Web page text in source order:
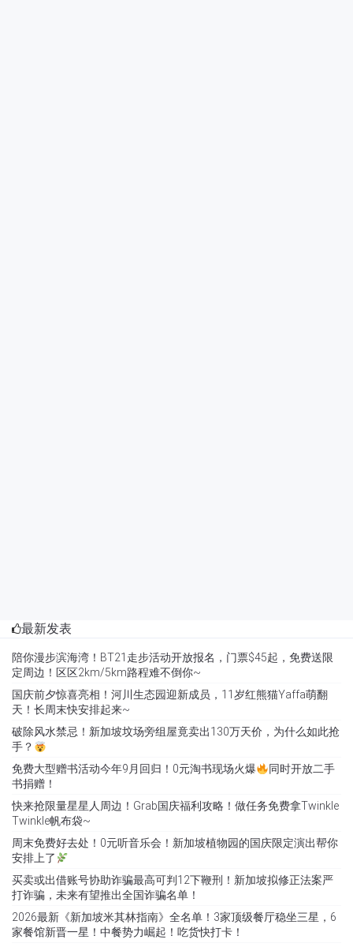
最新发表
陪你漫步滨海湾！BT21走步活动开放报名，门票$45起，免费送限
定周边！区区2km/5km路程难不倒你~
国庆前夕惊喜亮相！河川生态园迎新成员，11岁红熊猫Yaffa萌翻
天！长周末快安排起来~
破除风水禁忌！新加坡坟场旁组屋竟卖出130万天价，为什么如此抢
手？
免费大型赠书活动今年9月回归！0元淘书现场火爆
同时开放二手
书捐赠！
快来抢限量星星人周边！Grab国庆福利攻略！做任务免费拿Twinkle
Twinkle帆布袋~
周末免费好去处！0元听音乐会！新加坡植物园的国庆限定演出帮你
安排上了
买卖或出借账号协助诈骗最高可判12下鞭刑！新加坡拟修正法案严
打诈骗，未来有望推出全国诈骗名单！
2026最新《新加坡米其林指南》全名单！3家顶级餐厅稳坐三星，6
家餐馆新晋一星！中餐势力崛起！吃货快打卡！